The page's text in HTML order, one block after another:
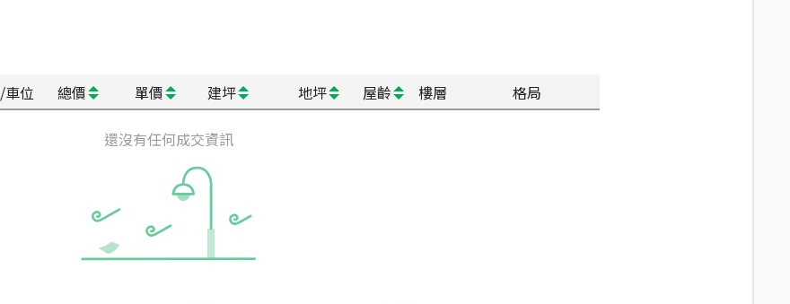
車位 總價 單價 建坪 地坪 屋齡 樓層 格局
還沒有任何成交資訊